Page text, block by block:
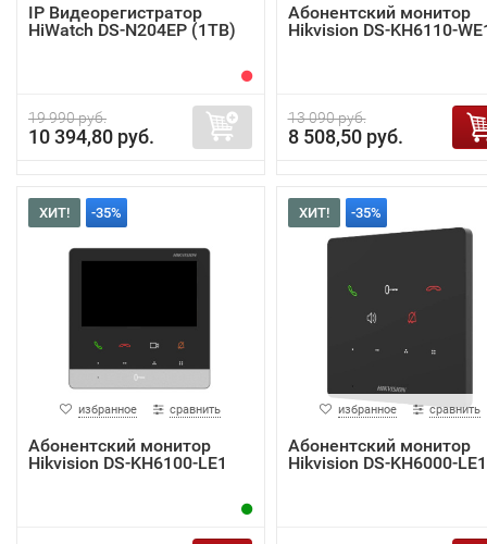
IP Видеорегистратор
HiWatch DS-N204EP (1TB)
19 990 руб.
10 394,80 руб.
Абонентский монитор
Hikvision DS-KH6110-
13 090 руб.
8 508,50 руб.
ХИТ! -35%
избранное сравнить
Абонентский монитор
Hikvision DS-KH6100-LE1
ХИТ! -35%
избранное сравнить
Абонентский монитор
Hikvision DS-KH6000-LE1